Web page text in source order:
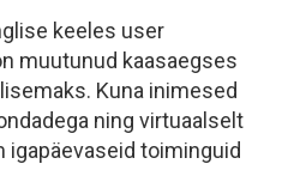
keeles user
muutunud kaasaegses
Kuna inimesed
ning virtuaalselt
igapäevaseid toiminguid